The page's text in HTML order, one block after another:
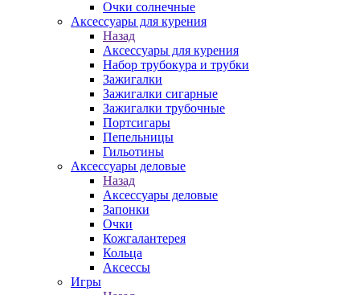
Очки солнечные
Аксессуары для курения
Назад
Аксессуары для курения
Набор трубокура и трубки
Зажигалки
Зажигалки сигарные
Зажигалки трубочные
Портсигары
Пепельницы
Гильотины
Аксессуары деловые
Назад
Аксессуары деловые
Запонки
Очки
Кожгалантерея
Кольца
Аксессы
Игры